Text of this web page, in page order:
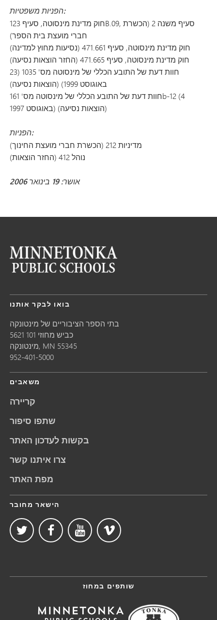
הפניות משפטיות:
חוק מדינת מינסוטה, סעיף 123B.09, סעיף משנה 2 (הכשרת
חברי מועצת בית הספר)
חוק מדינת מינסוטה, סעיף 471.661 (נסיעות מחוץ למדינה)
חוק מדינת מינסוטה, סעיף 471.665 (החזר הוצאות נסיעה)
חוות דעת של התובע הכללי של מינסוטה מס' 1035 (23
באוגוסט 1999) (הוצאות נסיעה)
חוות דעת של התובע הכללי של מינסוטה מס' 161b-12 (4
באוגוסט 1997) (הוצאות נסיעה)
הפניות:
מדיניות 212 (הכשרת חברי מועצת החינוך)
נוהל 412 (החזר הוצאות)
אושר: 19 בינואר 2006
בואו לבקר אותנו
בתי הספר הציבוריים של מינטונקה
5621 כביש מחוזי 101
מינטונקה, MN 55345
952-401-5000
משאבים
קריירה
שתפו סיפור
בקשות לעדכון האתר
צרו איתנו קשר
מפת האתר
הישאר מחובר
שותפים במחוז